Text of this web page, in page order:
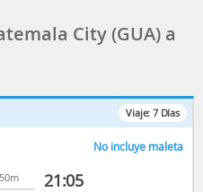
City (GUA) a
Viaje: 7 Días
No incluye maleta
21:05